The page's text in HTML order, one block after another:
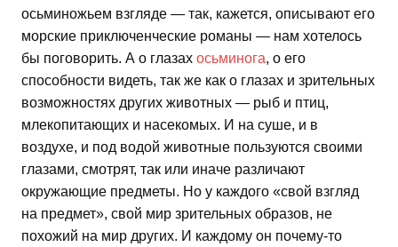
осьминожьем взгляде — так, кажется, описывают его
морские приключенческие романы — нам хотелось
бы поговорить. А о глазах осьминога, о его
способности видеть, так же как о глазах и зрительных
возможностях других животных — рыб и птиц,
млекопитающих и насекомых. И на суше, и в
воздухе, и под водой животные пользуются своими
глазами, смотрят, так или иначе различают
окружающие предметы. Но у каждого «свой взгляд
на предмет», свой мир зрительных образов, не
похожий на мир других. И каждому он почему-то